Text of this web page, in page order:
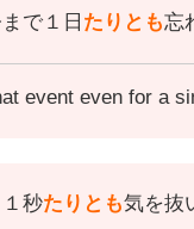
で１日 たりとも忘
event even for a
秒たりとも気を抜